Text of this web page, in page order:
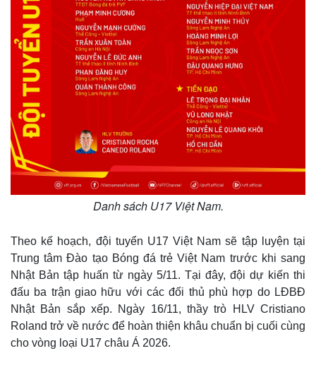
Thế giới
Multimedia
Danh sách U17 Việt Nam.
Theo kế hoạch, đội tuyển U17 Việt Nam sẽ tập luyện tại
Trung tâm Đào tạo Bóng đá trẻ Việt Nam trước khi sang
Nhật Bản tập huấn từ ngày 5/11. Tại đây, đội dự kiến thi
đấu ba trận giao hữu với các đối thủ phù hợp do LĐBĐ
Nhật Bản sắp xếp. Ngày 16/11, thầy trò HLV Cristiano
Roland trở về nước để hoàn thiện khâu chuẩn bị cuối cùng
cho vòng loại U17 châu Á 2026.